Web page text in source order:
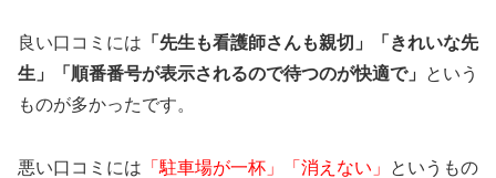
良い口コミには 「先生も看護師さんも親切」「きれいな先
生」「順番番号が表示されるので待つのが快適で」
という
ものが多かったです。
悪い口コミには 「駐車場が一杯」「消えない」
というもの